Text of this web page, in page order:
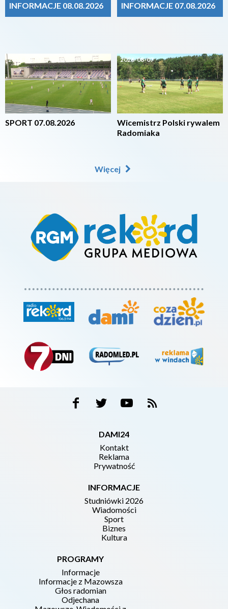
INFORMACJE 08.08.2026
2026-08-07
SPORT 07.08.2026
INFORMACJE 07.08.2026
2026-08-07
Wicemistrz Polski rywalem
Radomiaka
Więcej
DAMI24
Kontakt
Reklama
Prywatność
INFORMACJE
Studniówki 2026
Wiadomości
Sport
Biznes
Kultura
PROGRAMY
Informacje
Informacje z Mazowsza
Głos radomian
Odjechana